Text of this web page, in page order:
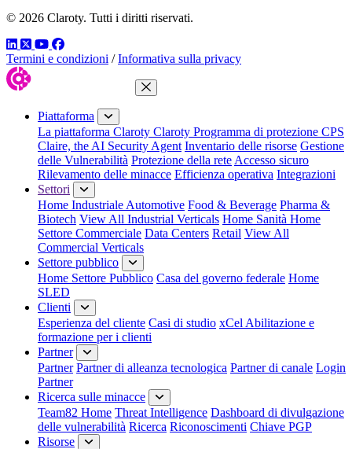
© 2026 Claroty. Tutti i diritti riservati.
LinkedIn
TwitterYouTube
Facebook
Termini e condizioni / Informativa sulla privacy
Chiudi menu
Piattaforma
La piattaforma Claroty Claroty Programma di protezione CPS
Claire, the AI Security Agent Inventario delle risorse Gestione
delle Vulnerabilità Protezione della rete Accesso sicuro
Rilevamento delle minacce Efficienza operativa Integrazioni
Settori
Home Industriale Automotive Food & Beverage Pharma &
Biotech View All Industrial Verticals Home Sanità Home
Settore Commerciale Data Centers Retail View All
Commercial Verticals
Settore pubblico
Home Settore Pubblico Casa del governo federale Home
SLED
Clienti
Esperienza del cliente Casi di studio xCel Abilitazione e
formazione per i clienti
Partner
Partner Partner di alleanza tecnologica Partner di canale Login
Partner
Ricerca sulle minacce
Team82 Home Threat Intelligence Dashboard di divulgazione
delle vulnerabilità Ricerca Riconoscimenti Chiave PGP
Risorse